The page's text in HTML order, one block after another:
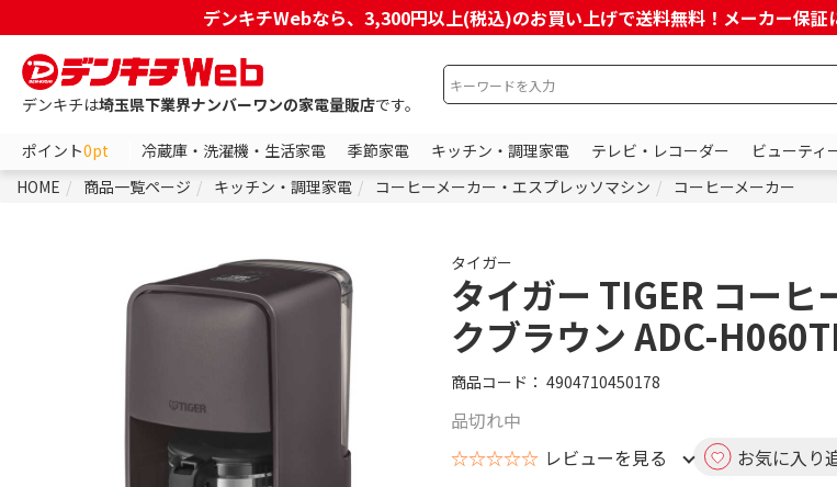
デンキチWebなら、3,300円以上(税込)のお買い上げで送料無料！メーカー保証
デンキチは埼玉県下業界ナンバーワンの家電量販店です。
ポイント0pt 冷蔵庫・洗濯機・生活家電 季節家電 キッチン・調理家電 テレビ・レコーダー ビューティ
HOME
商品一覧ページ キッチン・調理家電 コーヒーメーカー・エスプレッソマシン コーヒーメーカー
タイガー
タイガー TIGER コーヒ
クブラウン ADC-
商品コード： 4904710450178
品切れ中
☆☆☆☆☆ レビューを見る お気に入り